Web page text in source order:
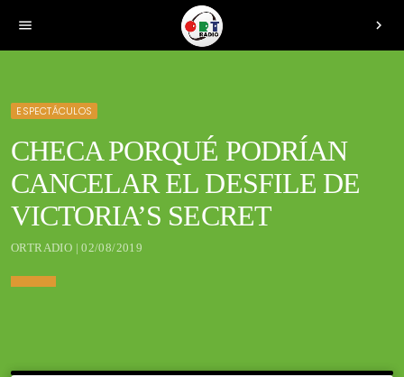
menu chevron_right
ESPECTÁCULOS
CHECA PORQUÉ PODRÍAN
CANCELAR EL DESFILE DE
VICTORIA’S SECRET
ORTRADIO | 02/08/2019